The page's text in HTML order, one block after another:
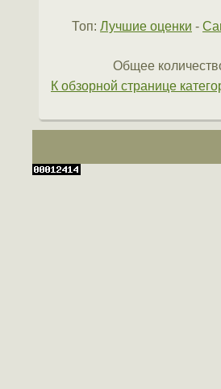
Топ: Лучшие оценки -
Общее
К обзорной странице